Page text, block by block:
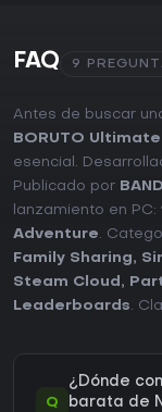
FAQ 9
Antes de buscar
BORUTO Ultimate
esencial.
Publicado por
lanzamiento en PC:
Adventure.
Family Sharing,
Steam Cloud ,
Leaderboards.
Q
¿Dónde
barata de